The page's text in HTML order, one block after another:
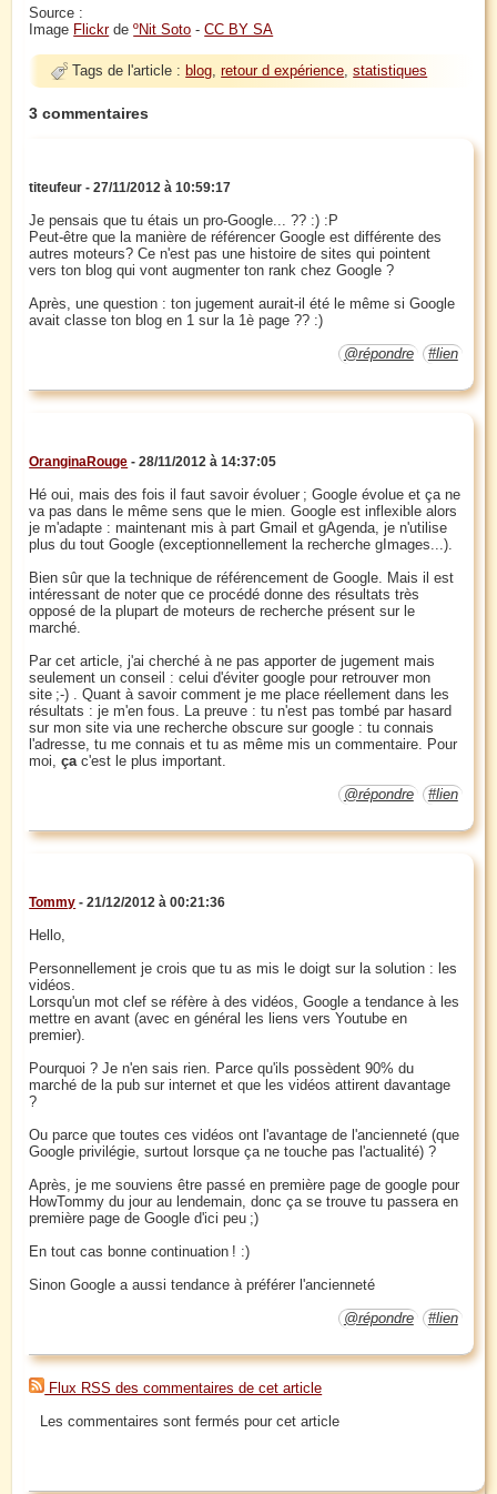
Source :
Image FlickrdeºNit Soto -CC BY SA
Tags de l'article :blog ,retour d expérience ,statistiques
3 commentaires
titeufeur - 27/11/2012 à 10:59:17
Je pensais que tu étais un pro-Google... ?? :) :P
Peut-être que la manière de référencer Google est différente des
autres moteurs? Ce n'est pas une histoire de sites qui pointent
vers ton blog qui vont augmenter ton rank chez Google ?
Après, une question : ton jugement aurait-il été le même si Google
avait classe ton blog en 1 sur la 1è page ?? :)
@répondre
#lien
OranginaRouge - 28/11/2012 à 14:37:05
Hé oui, mais des fois il faut savoir évoluer ; Google évolue et ça ne
va pas dans le même sens que le mien. Google est inflexible alors
je m'adapte : maintenant mis à part Gmail et gAgenda, je n'utilise
plus du tout Google (exceptionnellement la recherche gImages...).
Bien sûr que la technique de référencement de Google. Mais il est
intéressant de noter que ce procédé donne des résultats très
opposé de la plupart de moteurs de recherche présent sur le
marché.
Par cet article, j'ai cherché à ne pas apporter de jugement mais
seulement un conseil : celui d'éviter google pour retrouver mon
site ;-) . Quant à savoir comment je me place réellement dans les
résultats : je m'en fous. La preuve : tu n'est pas tombé par hasard
sur mon site via une recherche obscure sur google : tu connais
l'adresse, tu me connais et tu as même mis un commentaire. Pour
moi,çac'est le plus important.
@répondre
#lien
Tommy - 21/12/2012 à 00:21:36
Hello,
Personnellement je crois que tu as mis le doigt sur la solution : les
vidéos.
Lorsqu'un mot clef se réfère à des vidéos, Google a tendance à les
mettre en avant (avec en général les liens vers Youtube en
premier).
Pourquoi ? Je n'en sais rien. Parce qu'ils possèdent 90% du
marché de la pub sur internet et que les vidéos attirent davantage
?
Ou parce que toutes ces vidéos ont l'avantage de l'ancienneté (que
Google privilégie, surtout lorsque ça ne touche pas l'actualité) ?
Après, je me souviens être passé en première page de google pour
HowTommy du jour au lendemain, donc ça se trouve tu passera en
première page de Google d'ici peu ;)
En tout cas bonne continuation ! :)
Sinon Google a aussi tendance à préférer l'ancienneté
@répondre
#lien
Flux RSS des commentaires de cet article
Les commentaires sont fermés pour cet article